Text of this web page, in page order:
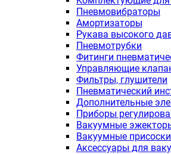
Пневмовибраторы
Амортизаторы
Рукава высокого
Пневмотрубки
Фитинги
Управляющие
Фильтры, глушители
Пневматический
Дополнительные
Приборы
Вакуумные
Вакуумные присоски
Аксессуары для